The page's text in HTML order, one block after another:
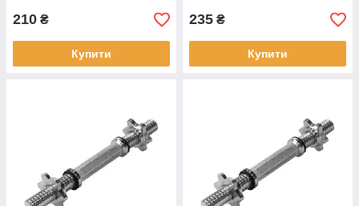
210 ₴
Купити
235 ₴
Купити